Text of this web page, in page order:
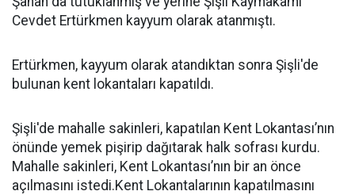
Cevdet Ertürkmen kayyum olarak atanmıştı.
Ertürkmen, kayyum olarak atandıktan sonra Şişli'de
bulunan kent lokantaları kapatıldı.
Şişli'de mahalle sakinleri, kapatılan Kent Lokantası’nın
önünde yemek pişirip dağıtarak halk sofrası kurdu.
Mahalle sakinleri, Kent Lokantası’nın bir an önce
açılmasını istedi.Kent Lokantalarının kapatılmasını